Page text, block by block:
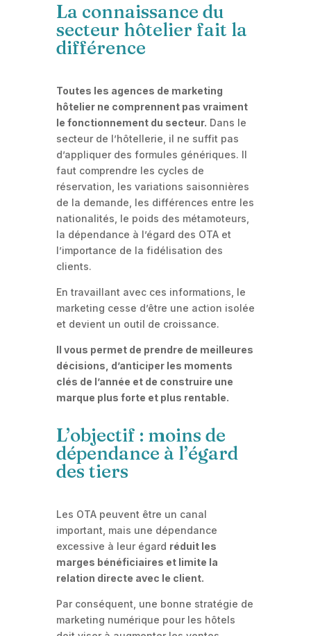
La connaissance du
secteur hôtelier fait la
différence
Toutes les agences de marketing
hôtelier ne comprennent pas vraiment
le fonctionnement du secteur. Dans le
secteur de l’hôtellerie, il ne suffit pas
d’appliquer des formules génériques. Il
faut comprendre les cycles de
réservation, les variations saisonnières
de la demande, les différences entre les
nationalités, le poids des métamoteurs,
la dépendance à l’égard des OTA et
l’importance de la fidélisation des
clients.
En travaillant avec ces informations, le
marketing cesse d’être une action isolée
et devient un outil de croissance.
Il vous permet de prendre de meilleures
décisions, d’anticiper les moments
clés de l’année et de construire une
marque plus forte et plus rentable.
L’objectif : moins de
dépendance à l’égard
des tiers
Les OTA peuvent être un canal
important, mais une dépendance
excessive à leur égard réduit les
marges bénéficiaires et limite la
relation directe avec le client.
Par conséquent, une bonne stratégie de
marketing numérique pour les hôtels